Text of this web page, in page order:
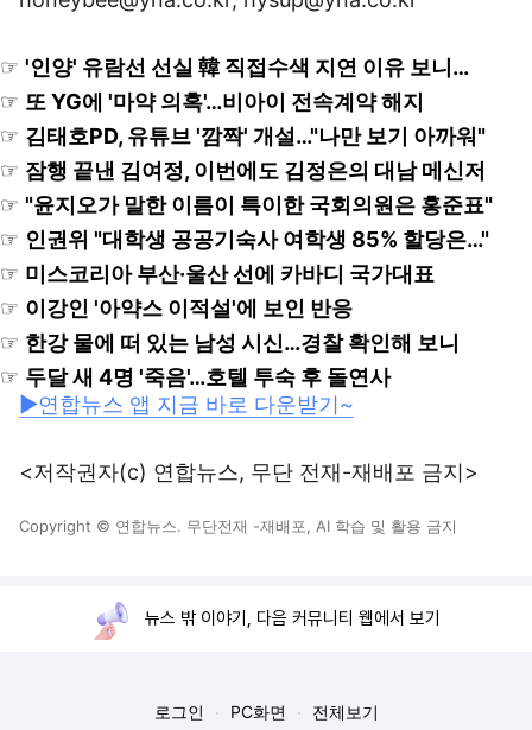
☞ '인양' 유람선 선실 韓 직접수색 지연 이유 보니…
☞ 또 YG에 '마약 의혹'…비아이 전속계약 해지
☞ 김태호PD, 유튜브 '깜짝' 개설…"나만 보기 아까워"
☞ 잠행 끝낸 김여정, 이번에도 김정은의 대남 메신저
☞ "윤지오가 말한 이름이 특이한 국회의원은 홍준표"
☞ 인권위 "대학생 공공기숙사 여학생 85% 할당은…"
☞ 미스코리아 부산·울산 선에 카바디 국가대표
☞ 이강인 '아약스 이적설'에 보인 반응
☞ 한강 물에 떠 있는 남성 시신…경찰 확인해 보니
☞ 두달 새 4명 '죽음'…호텔 투숙 후 돌연사
▶연합뉴스 앱 지금 바로 다운받기~
<저작권자(c) 연합뉴스, 무단 전재-재배포 금지>
Copyright © 연합뉴스. 무단전재 -재배포, AI 학습 및 활용 금지
뉴스 밖 이야기, 다음 커뮤니티 웹에서 보기
로그인 PC화면 전체보기